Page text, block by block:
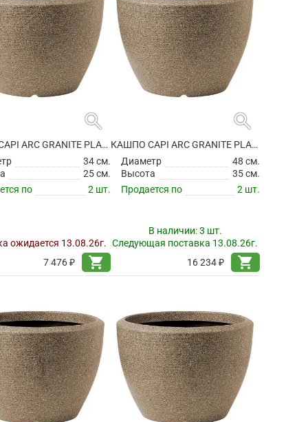
search
КАШПО CAPI ARC GRANITE PLANTER BALL WARM TAUPE
34 см.
25 см.
по
2 шт.
ожидается 13.08.26г.
7 476 ₽
shopping_cart
search
КАШПО CAPI ARC GRANITE PLANTER BALL WARM TAUPE
Диаметр
48 см.
Высота
35 см.
Продается по
2 шт.
В наличии:3 шт.
Следующая поставка 13.08.26г.
16 234 ₽
shopping_cart